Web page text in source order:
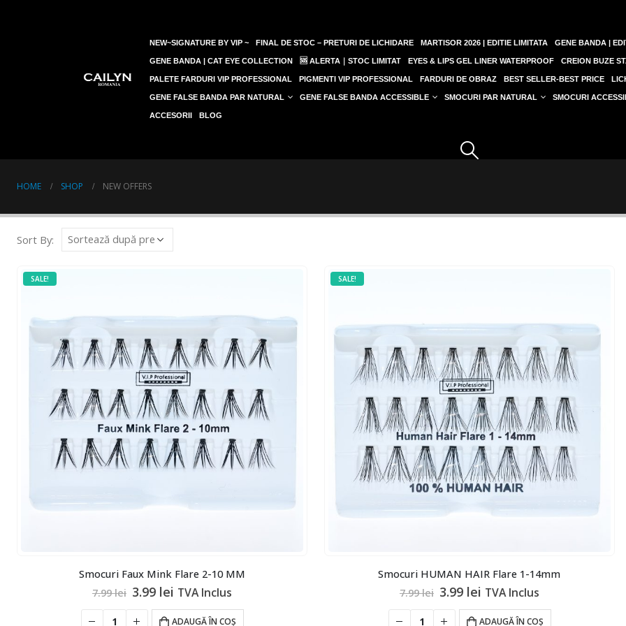
NEW~SIGNATURE BY VIP ~ FINAL DE STOC – PRETURI DE LICHIDARE MARTISOR 2026 | EDITIE LIMITATA GENE BANDA |
GENE BANDA | CAT EYE COLLECTION 🆘 ALERTA｜STOC LIMITAT EYES & LIPS GEL LINER WATERPROOF CREION BUZE
PALETE FARDURI VIP PROFESSIONAL PIGMENTI VIP PROFESSIONAL FARDURI DE OBRAZ BEST SELLER-BEST PRICE
GENE FALSE BANDA PAR NATURAL GENE FALSE BANDA ACCESSIBLE SMOCURI PAR NATURAL SMOCURI
ACCESORII BLOG
HOME SHOP NEW OFFERS
Sort By:
SALE!
Smocuri Faux Mink Flare 2-10 MM
7.99lei Prețul
a
3.99 lei Prețul
este:
TVA Inclus
ADAUGĂ ÎN COȘ
SALE!
Smocuri HUMAN HAIR Flare 1-14mm
7.99lei Prețul
a
3.99 lei Prețul
este:
TVA Inclus
ADAUGĂ ÎN COȘ